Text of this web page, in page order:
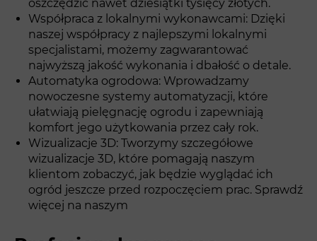
oszczędzić nawet dziesiątki tysięcy złotych.
Współpraca z lokalnymi wykonawcami: Dzięki
naszej współpracy z najlepszymi lokalnymi
specjalistami, możemy zagwarantować
najwyższą jakość wykonania i dbałość o detale.
Automatyka ogrodowa: Wprowadzamy
nowoczesne systemy automatyzacji, które
ułatwiają pielęgnację ogrodu i zapewniają
komfort jego użytkowania przez cały rok.
Wizualizacje 3D: Tworzymy szczegółowe
wizualizacje 3D, które pomagają naszym
klientom zobaczyć, jak będzie wyglądać ich
ogród jeszcze przed rozpoczęciem prac. Sprawdź
więcej na naszym